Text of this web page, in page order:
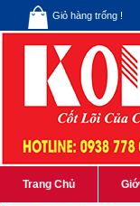
Giỏ hàng trống !
Trang Chủ